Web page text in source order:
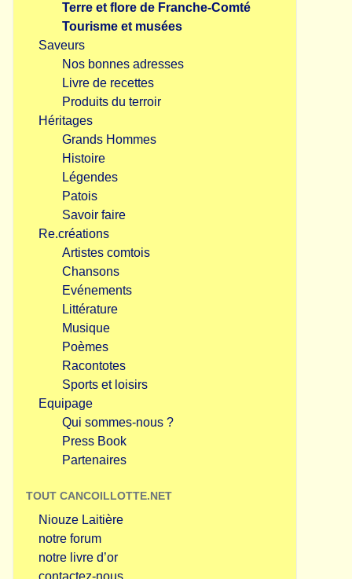
Terre et flore de Franche-Comté
Tourisme et musées
Saveurs
Nos bonnes adresses
Livre de recettes
Produits du terroir
Héritages
Grands Hommes
Histoire
Légendes
Patois
Savoir faire
Re.créations
Artistes comtois
Chansons
Evénements
Littérature
Musique
Poèmes
Racontotes
Sports et loisirs
Equipage
Qui sommes-nous ?
Press Book
Partenaires
TOUT CANCOILLOTTE.NET
Niouze Laitière
notre forum
notre livre d’or
contactez-nous